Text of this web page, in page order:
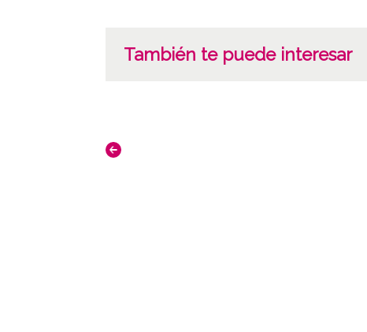
También te puede interesar